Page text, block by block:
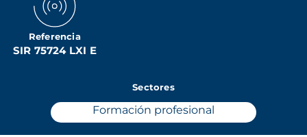
Referencia
SIR 75724 LXI E
Sectores
Formación profesional